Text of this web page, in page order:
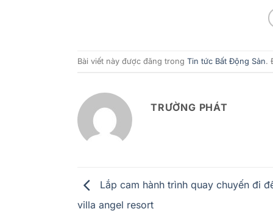
Bài viết này được đăng trong Tin tức Bất Động Sản.
TRƯỜNG PHÁT
Lắp cam hành trình quay chuyến đi
villa angel resort